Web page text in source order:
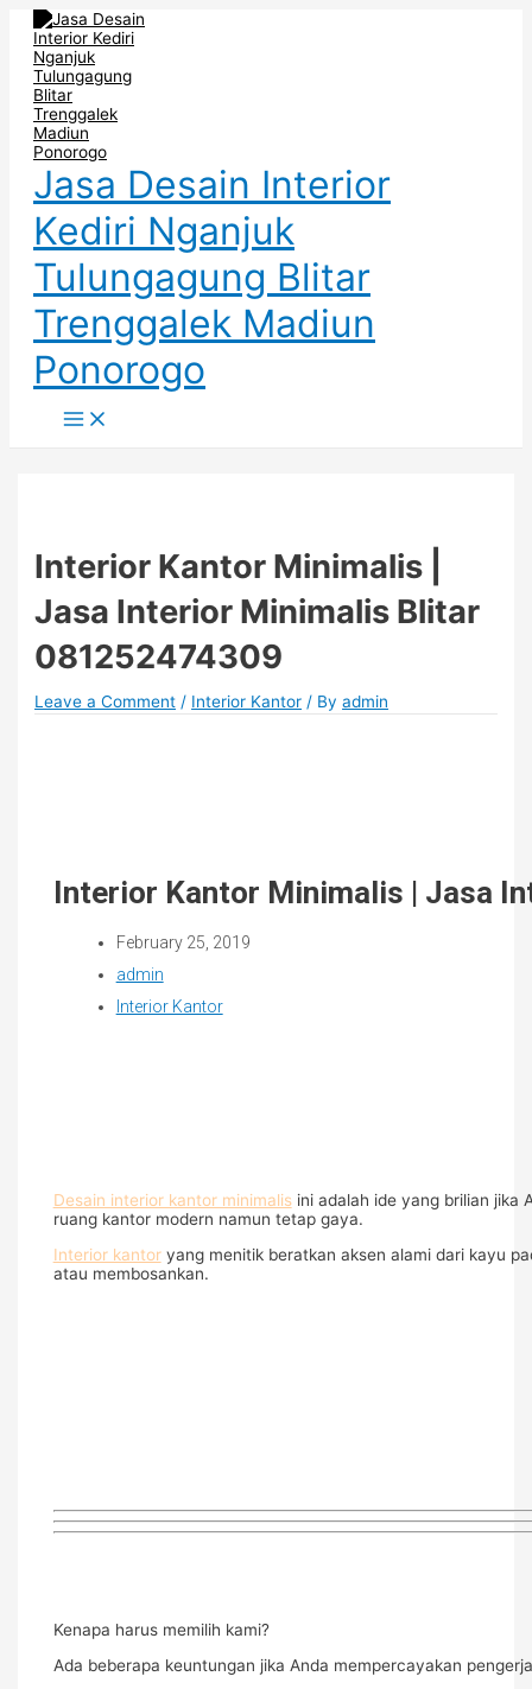
Skip
content
Jasa Desain Interior
Kediri Nganjuk
Tulungagung Blitar
Trenggalek Madiun
Ponorogo
Menu
Interior Kantor Minimalis |
Jasa Interior Minimalis Blitar
081252474309
Leave a Comment / Interior Kantor / Byadmin
Interior Kantor Minimalis | Jasa
February 25, 2019
admin
Interior Kantor
Desain interior kantor minimalisini adalah ide yang brilian jika
ruang kantor modern namun tetap gaya.
Interior kantoryang menitik beratkan aksen alami dari kayu
atau membosankan.
Kenapa harus memilih kami?
Ada beberapa keuntungan jika Anda mempercayakan
Post
navigation